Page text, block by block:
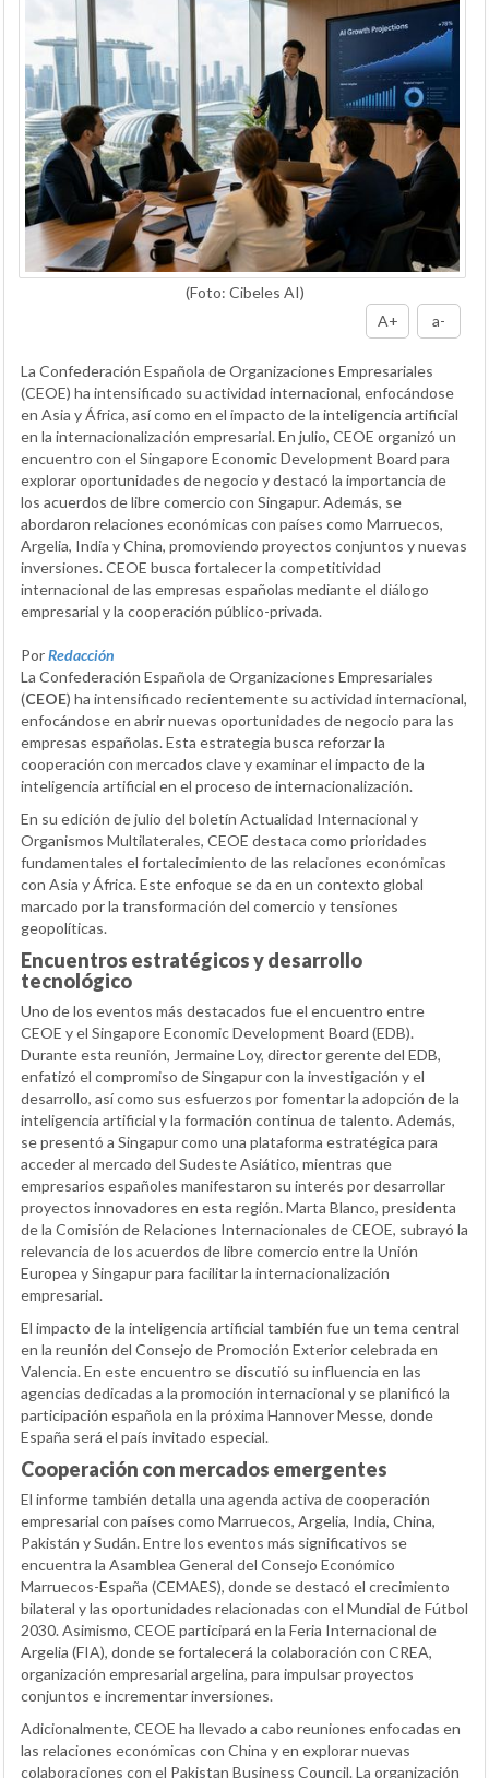
(Foto: Cibeles AI)
A+
a-
La Confederación Española de Organizaciones Empresariales
(CEOE) ha intensificado su actividad internacional, enfocándose
en Asia y África, así como en el impacto de la inteligencia artificial
en la internacionalización empresarial. En julio, CEOE organizó un
encuentro con el Singapore Economic Development Board para
explorar oportunidades de negocio y destacó la importancia de
los acuerdos de libre comercio con Singapur. Además, se
abordaron relaciones económicas con países como Marruecos,
Argelia, India y China, promoviendo proyectos conjuntos y nuevas
inversiones. CEOE busca fortalecer la competitividad
internacional de las empresas españolas mediante el diálogo
empresarial y la cooperación público-privada.
PorRedacción
La Confederación Española de Organizaciones Empresariales
(CEOE) ha intensificado recientemente su actividad internacional,
enfocándose en abrir nuevas oportunidades de negocio para las
empresas españolas. Esta estrategia busca reforzar la
cooperación con mercados clave y examinar el impacto de la
inteligencia artificial en el proceso de internacionalización.
En su edición de julio del boletín Actualidad Internacional y
Organismos Multilaterales, CEOE destaca como prioridades
fundamentales el fortalecimiento de las relaciones económicas
con Asia y África. Este enfoque se da en un contexto global
marcado por la transformación del comercio y tensiones
geopolíticas.
Encuentros estratégicos y desarrollo
tecnológico
Uno de los eventos más destacados fue el encuentro entre
CEOE y el Singapore Economic Development Board (EDB).
Durante esta reunión, Jermaine Loy, director gerente del EDB,
enfatizó el compromiso de Singapur con la investigación y el
desarrollo, así como sus esfuerzos por fomentar la adopción de la
inteligencia artificial y la formación continua de talento. Además,
se presentó a Singapur como una plataforma estratégica para
acceder al mercado del Sudeste Asiático, mientras que
empresarios españoles manifestaron su interés por desarrollar
proyectos innovadores en esta región. Marta Blanco, presidenta
de la Comisión de Relaciones Internacionales de CEOE, subrayó la
relevancia de los acuerdos de libre comercio entre la Unión
Europea y Singapur para facilitar la internacionalización
empresarial.
El impacto de la inteligencia artificial también fue un tema central
en la reunión del Consejo de Promoción Exterior celebrada en
Valencia. En este encuentro se discutió su influencia en las
agencias dedicadas a la promoción internacional y se planificó la
participación española en la próxima Hannover Messe, donde
España será el país invitado especial.
Cooperación con mercados emergentes
El informe también detalla una agenda activa de cooperación
empresarial con países como Marruecos, Argelia, India, China,
Pakistán y Sudán. Entre los eventos más significativos se
encuentra la Asamblea General del Consejo Económico
Marruecos-España (CEMAES), donde se destacó el crecimiento
bilateral y las oportunidades relacionadas con el Mundial de Fútbol
2030. Asimismo, CEOE participará en la Feria Internacional de
Argelia (FIA), donde se fortalecerá la colaboración con CREA,
organización empresarial argelina, para impulsar proyectos
conjuntos e incrementar inversiones.
Adicionalmente, CEOE ha llevado a cabo reuniones enfocadas en
las relaciones económicas con China y en explorar nuevas
colaboraciones con el Pakistan Business Council. La organización